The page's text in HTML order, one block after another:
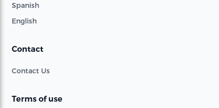
Spanish
English
Contact
Contact Us
Terms of use